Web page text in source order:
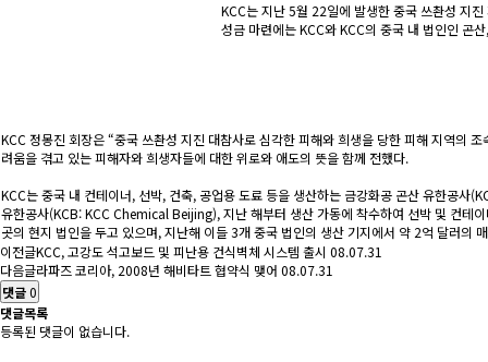
KCC는 지난 5월 22일에 발생한 중국 쓰촨성 지
성금 마련에는 KCC와 KCC의 중국 내 법인인 곤
KCC 정몽진 회장은 “중국 쓰촨성 지진 대참사로 심각한 피해와 희생을 당한 피해 지역의
려움을 겪고 있는 피해자와 희생자들에 대한 위로와 애도의 뜻을 함께 전했다.
KCC는 중국 내 컨테이너, 선박, 건축, 공업용 도료 등을 생산하는 금강화공 곤산 유한공
유한공사(KCB: KCC Chemical Beijing), 지난 해부터 생산 가동에 착수하여 선박 및 컨
곳의 현지 법인을 두고 있으며, 지난해 이들 3개 중국 법인의 생산 기지에서 약 2억 달러의
이전글KCC, 고강도 석고보드 및 피난용 건식벽체 시스템 출시 08.07.31
다음글라파즈 코리아, 2008년 해비타트 협약식 맺어 08.07.31
댓글0
댓글목록
등록된 댓글이 없습니다.